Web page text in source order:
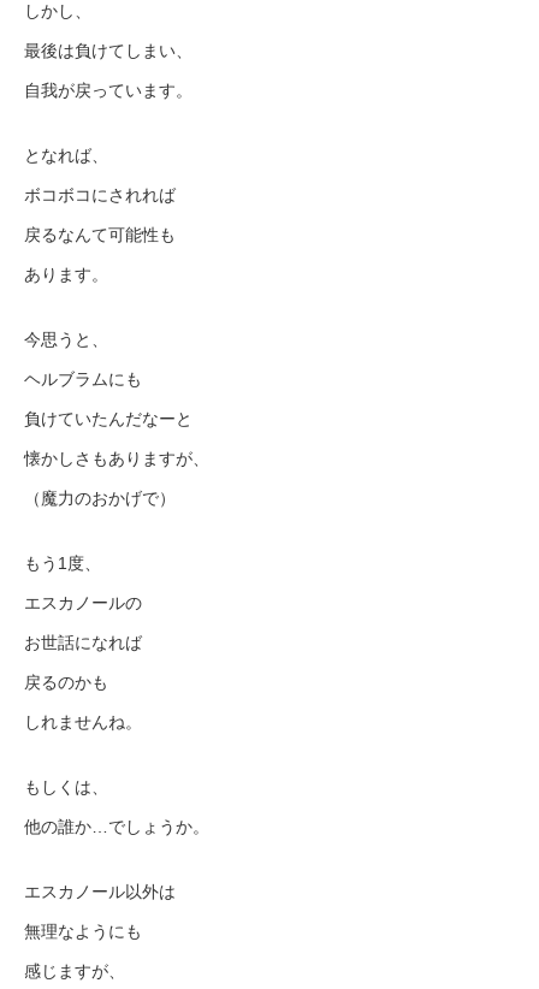
しかし、
最後は負けてしまい、
自我が戻っています。
となれば、
ボコボコにされれば
戻るなんて可能性も
あります。
今思うと、
ヘルブラムにも
負けていたんだなーと
懐かしさもありますが、
（魔力のおかげで）
もう1度、
エスカノールの
お世話になれば
戻るのかも
しれませんね。
もしくは、
他の誰か…でしょうか。
エスカノール以外は
無理なようにも
感じますが、